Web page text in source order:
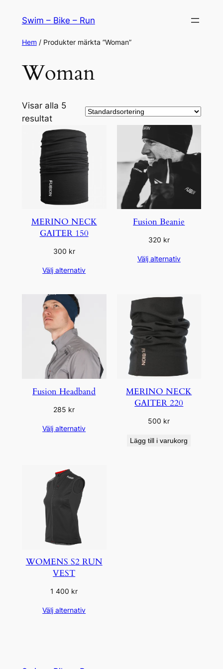
Swim – Bike – Run
Hem/ Produkter märkta ”Woman”
Woman
Visar alla 5
resultat
MERINO NECK
GAITER 150
300 kr
Välj alternativ
Fusion Beanie
320 kr
Välj alternativ
Fusion Headband
285 kr
Välj alternativ
MERINO NECK
GAITER 220
500 kr
Lägg till i varukorg
WOMENS S2 RUN
VEST
1 400 kr
Välj alternativ